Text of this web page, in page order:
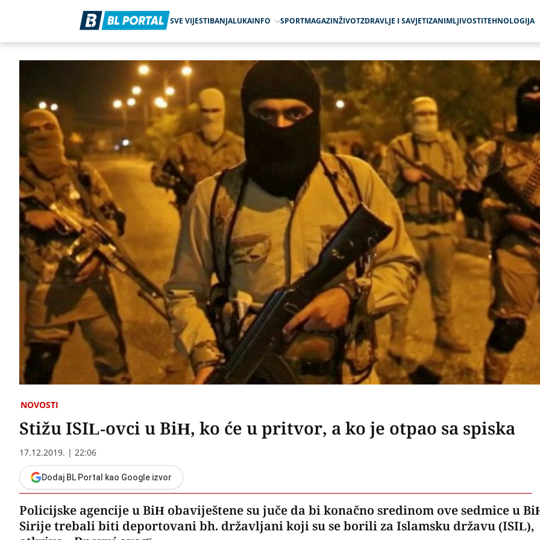
SVE VIJESTIBANJALUKAINFO SPORTMAGAZINŽIVOTZDRAVLJE I SAVJETIZANIMLJIVOSTITEHNOLOGIJA
NOVOSTI
Stižu ISIL-ovci u BiH, ko će u pritvor, a ko je otpao sa spiska
17.12.2019. | 22:06
Dodaj BL Portal kao Google izvor
Policijske agencije u BiH obaviještene su juče da bi konačno sredinom ove sedmice u
Sirije trebali biti deportovani bh. državljani koji su se borili za Islamsku državu (ISIL),